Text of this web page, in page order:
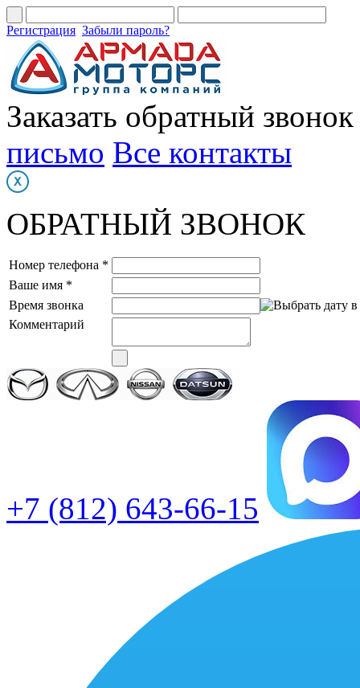
Регистрация Забыли пароль?
Заказать обратный звонок
письмо Все контакты
ОБРАТНЫЙ ЗВОНОК
Номер телефона *
Ваше имя *
Время звонка
Комментарий
+7 (812) 643-66-15